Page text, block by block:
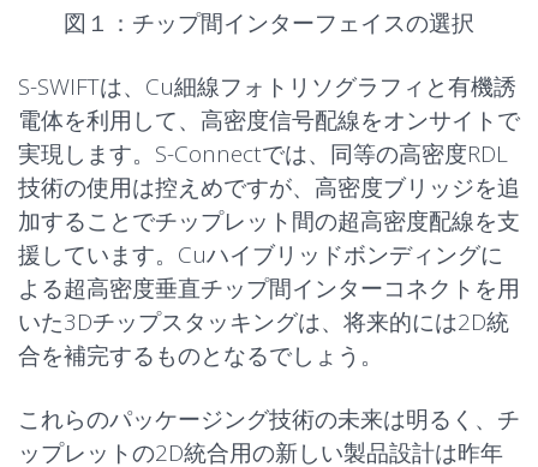
図１：チップ間インターフェイスの選択
S-SWIFTは、Cu細線フォトリソグラフィと有機誘
電体を利用して、高密度信号配線をオンサイトで
実現します。S-Connectでは、同等の高密度RDL
技術の使用は控えめですが、高密度ブリッジを追
加することでチップレット間の超高密度配線を支
援しています。Cuハイブリッドボンディングに
よる超高密度垂直チップ間インターコネクトを用
いた3Dチップスタッキングは、将来的には2D統
合を補完するものとなるでしょう。
これらのパッケージング技術の未来は明るく、チ
ップレットの2D統合用の新しい製品設計は昨年